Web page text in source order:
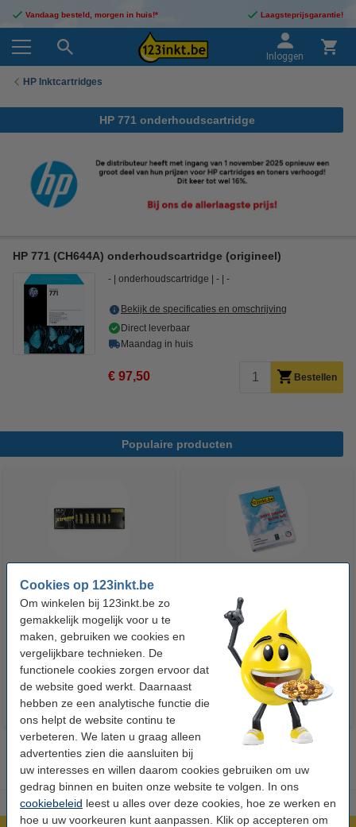
Cookies op 123inkt.be
Om winkelen bij 123inkt.be zo
gemakkelijk mogelijk voor u te
maken, gebruiken we cookies en
vergelijkbare technieken. De
functionele cookies zorgen ervoor dat
de website goed werkt. Daarnaast
hebben ze een analytische functie die
ons helpt de website continu te
verbeteren. We laten u graag alleen
advertenties zien die aansluiten bij
uw interesses en willen daarom cookies gebruiken om uw
gedrag binnen en buiten onze website te volgen. In ons
cookiebeleid leest u alles over deze cookies, hoe ze werken en
hoe u uw voorkeuren kunt aanpassen. Klik op accepteren om
Vandaag besteld, morgen in huis!* Laagsteprijsgarantie!
Inloggen
HP Inktcartridges
HP 771 onderhoudscartridge
HP 771 (CH644A) onderhoudscartridge (origineel)
- onderhoudscartridge - -
Bekijk de specificaties en omschrijving
Direct leverbaar
Maandag in huis
€ 97,50 Bestellen
Populaire producten
123accu Xtreme Power MN1500
Penlite AA batterij 24 stuks
€ 14,95 Incl. 21% btw
500 vellen A4 - 80 g/m²
€ 7,25 Incl. 21% btw